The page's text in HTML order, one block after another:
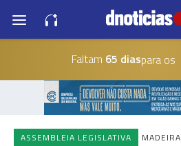
Faltam 65 diaspara os
ASSEMBLEIA LEGISLATIVA MADEIRA